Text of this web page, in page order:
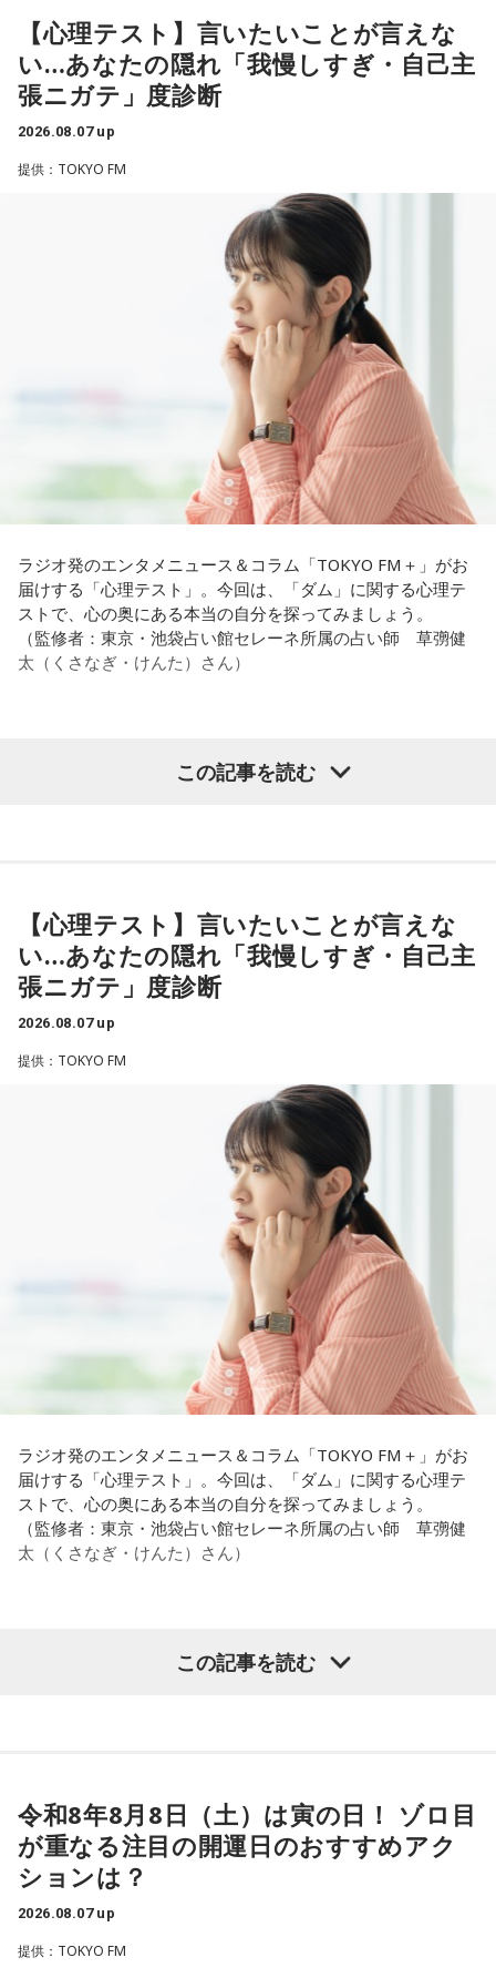
「あ、自分もバンドできるんだ」みたいな、そういうときの
ワクワク感のようなものが、いろんな不安や葛藤を飛び越え
ちゃうみたいな、そういうバイタリティのある曲だなと思い
ます。歌詞は自分と向き合っている部分も結構あるんですけ
ど、音像がかなり爽やかなので、そういうものを飛び越えて
次回8月8日（土）の放送は、シンガーソングライター・バー
チャルYouTuberのぼっちぼろまるさんをゲストに迎えてお届
----------------------------------------------------
この日の放送をradikoタイムフリーで聴く
※放送エリア外の方は、プレミアム会員の登録でご利用いた
----------------------------------------------------
番組名：JA全農 COUNTDOWN JAPAN
放送エリア：TOKYO FMをはじめとする、JFN全国38局ネッ
パーソナリティ：遠山大輔（グランジ）、潮紗理菜
番組Webサイト：https://www.tfm.co.jp/countdownjapan/
番組公式X：@JA_CDJ
性を語ります。
江原：やっぱり、集中力が欠けちゃうしね。だからご飯を食
べて、新しいお家を建てればまたよく寝られたりすると思う
けれど、そういう風な自分自身のメンテナンスというか、そ
れを大事にして、コンディションを常に最高に整えるという
ことであれば、もしかしたら悩んでいた時期は体調が不安定
だったかもしれない。だって、普段だったら前向きにいける
ところが、何かふと不安になっちゃったりするでしょう。
例えば、小さいお子さんがいるときって、やっぱり楽しいけ
れど身体がついていけないときって、ちょっと子育てが憂鬱
になったりする時って出ちゃうじゃないですか。子どもの元
気な「キャー！」というのも、元気なときには「もう！」と
いうくらいで済むけれど、頭が痛いときはキツイもんね。そ
自分の体力、コンディション。「元気」の「気」は中がお米
（氣）だから、しっかり食べて、元気をつけていってくださ
い。それも、仕事のうちです。
●江原啓之 今夜の格言
「フィジカルはスピリチュアルの基本です」
放送日時：TOKYO FM／FM 大阪 毎週日曜 22:00～22:25、エ
フエム山陰 毎週土曜 12:30～12:55
れることがあります。病気だからと割り切って仕事に就いて
いるのですが、心が疲れてきています。私生活は充実してお
り、夫と新しく家を建てるためにも仕事は辞められません。
仕事がつらいからこそ私生活が充実する、幸せになるぞとい
の心持ちについてアドバイスをいただけないでしょうか？
――患者からの暴言や暴力に心が折れそうになりながらも、
過酷な現場で奮闘する看護師の相談に対し、江原は「意外な
ことを申し上げるようだけれど……」と前置きした上で、具体
的なアドバイスを提示しました。
江原：私はね、ちょっと意外なことを申し上げるようだけれ
ど、「体力」だと思います。やっぱり、ちゃんと食べて、よ
く寝る。で、やっぱり看護師さんって不規則でしょう？ 夜勤
とかね。いろいろとシフトがあるから、身体のコンディショ
ンを持っていくのがとっても大変だと思うの。
これ、ばかにならなくて、私、いつもフィジカルとスピリチ
と言っているんです。昔から「健全な身体に健全な精神宿
る」って言いますでしょう？
それは、例えばご病気の方とかはダメだとか、そういう風に
差別しているわけではなくてね。私達、コンディションが良
やっぱり、この世に生きている限りは、フィジカルなことっ
原。さらに、日常生活におけるコンディションづくりの重要
性を語ります。
江原：やっぱり、集中力が欠けちゃうしね。だからご飯を食
べて、新しいお家を建てればまたよく寝られたりすると思う
れを大事にして、コンディションを常に最高に整えるという
ことであれば、もしかしたら悩んでいた時期は体調が不安定
だったかもしれない。だって、普段だったら前向きにいける
ところが、何かふと不安になっちゃったりするでしょう。
例えば、小さいお子さんがいるときって、やっぱり楽しいけ
れど身体がついていけないときって、ちょっと子育てが憂鬱
になったりする時って出ちゃうじゃないですか。子どもの元
気な「キャー！」というのも、元気なときには「もう！」と
いうくらいで済むけれど、頭が痛いときはキツイもんね。そ
自分の体力、コンディション。「元気」の「気」は中がお米
（氣）だから、しっかり食べて、元気をつけていってくださ
い。それも、仕事のうちです。
パートナーの奥迫協子、パーソナリティの江原啓之
●江原啓之 今夜の格言
番組名：Dr.Recella presents 江原啓之 おと語り
【心理テスト】言いたいことが言えな
い…あなたの隠れ「我慢しすぎ・自己主
張ニガテ」度診断
2026.08.07 up
提供：TOKYO FM
ラジオ発のエンタメニュース＆コラム「TOKYO FM＋」がお
届けする「心理テスト」。今回は、「ダム」に関する心理テ
ストで、心の奥にある本当の自分を探ってみましょう。
（監修者：東京・池袋占い館セレーネ所属の占い師 草彅健
太（くさなぎ・けんた）さん）
山奥の大きなダムを見学しているあなた。
次の中から近いものを1つ選んでください。
1． 水がこぼれてしまうことはないのか
2． こんなに水は必要なのか
3． ひび割れなど壊れる心配はないか
4． どうやって放水しているのか
この心理テストでわかることは、あなたの「我慢しすぎ・自
ダムの水は「溜め込んだ本音や感情」を暗示しています。ダ
ムの何が気になったかで、あなたがなぜ言いたいことを飲み
込んでしまうのか……その理由と、我慢の深さがわかります。
1．こぼれてしまわないか……我慢しすぎ度90％
限界が気になったあなた。本音をギリギリまで溜め込んでい
ませんか。「嫌われるかも」という不安から、言葉を飲み込
み続けてきたのでは。でも、あなたが少し本音を見せても、
大切な人は離れていきません。小さな「イヤ」から、言葉に
してみましょう。
2．こんなに必要なのか……我慢しすぎ度45％
水の価値を気にしたあなた。裏を返せば、自分の意見に「言
うほどの価値があるのかな」と、自信を持てずにいるのかも
てみては。
4．どうやって放水しているのか……我慢しすぎ度20％
上手な出し方を気にしたあなた。本音を出そうという意識は
しっかり持っているので、我慢しすぎは少なめです。ただ、
ことも。完璧を意識しすぎず、素直に伝えてみるのがコツで
この記事を読む
【心理テスト】言いたいことが言えな
い…あなたの隠れ「我慢しすぎ・自己主
張ニガテ」度診断
2026.08.07 up
提供：TOKYO FM
ラジオ発のエンタメニュース＆コラム「TOKYO FM＋」がお
届けする「心理テスト」。今回は、「ダム」に関する心理テ
ストで、心の奥にある本当の自分を探ってみましょう。
（監修者：東京・池袋占い館セレーネ所属の占い師 草彅健
太（くさなぎ・けんた）さん）
山奥の大きなダムを見学しているあなた。
次の中から近いものを1つ選んでください。
1． 水がこぼれてしまうことはないのか
2． こんなに水は必要なのか
3． ひび割れなど壊れる心配はないか
4． どうやって放水しているのか
この記事を読む
令和8年8月8日（土）は寅の日！ ゾロ目
が重なる注目の開運日のおすすめアク
ションは？
2026.08.07 up
提供：TOKYO FM